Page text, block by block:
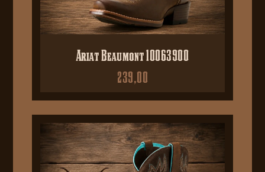
Ariat Beaumont 10063900
239,00